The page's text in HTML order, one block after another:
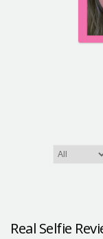
Real Selfie